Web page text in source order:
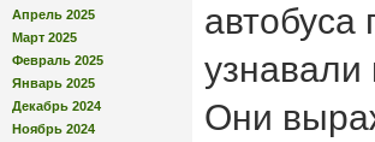
Апрель 2025
Март 2025
Февраль 2025
Январь 2025
Декабрь 2024
Ноябрь 2024
автобуса
узнавали
Они